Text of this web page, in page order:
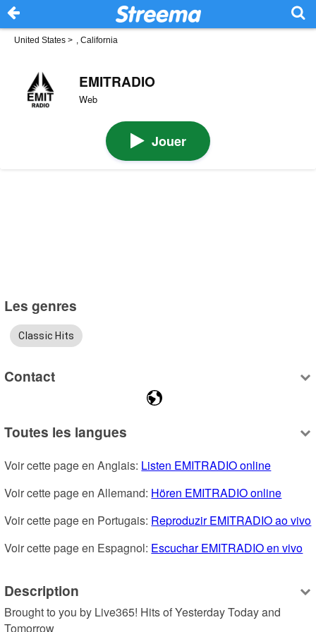
United States > , California
EMITRADIO
Web
Jouer
Les genres
Classic Hits
Contact
Toutes les langues
Voir cette page en Anglais: Listen EMITRADIO online
Voir cette page en Allemand: Hören EMITRADIO online
Voir cette page en Portugais: Reproduzir EMITRADIO ao vivo
Voir cette page en Espagnol: Escuchar EMITRADIO en vivo
Description
Brought to you by Live365! Hits of Yesterday Today and
Tomorrow